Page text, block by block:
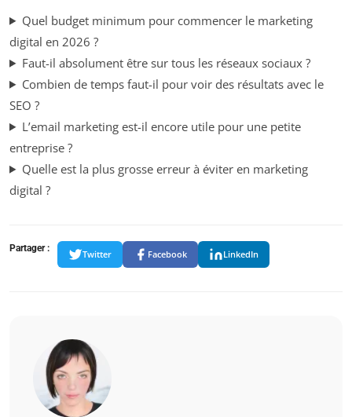
Quel budget minimum pour commencer le marketing
digital en 2026 ?
Faut-il absolument être sur tous les réseaux sociaux ?
Combien de temps faut-il pour voir des résultats avec le
SEO ?
L’email marketing est-il encore utile pour une petite
entreprise ?
Quelle est la plus grosse erreur à éviter en marketing
digital ?
Partager :
Twitter Facebook LinkedIn